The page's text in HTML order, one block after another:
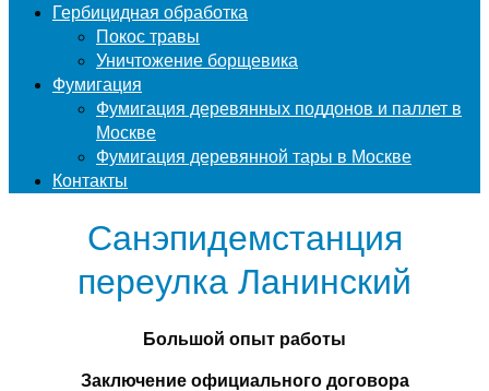
Гербицидная обработка
Покос травы
Уничтожение борщевика
Фумигация
Фумигация деревянных поддонов и паллет в
Москве
Фумигация деревянной тары в Москве
Контакты
Санэпидемстанция
переулка Ланинский
Большой опыт работы
Заключение официального договора